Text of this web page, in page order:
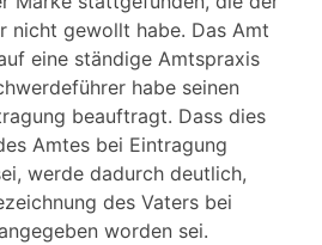
nicht gewollt habe. Das Amt
eine ständige Amtspraxis
habe seinen
beauftragt. Dass dies
Amtes bei Eintragung
werde dadurch deutlich,
des Vaters bei
worden sei.